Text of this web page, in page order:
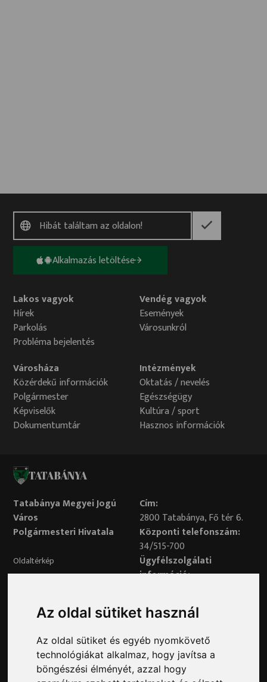
Az oldal sütiket használ
Az oldal sütiket és egyéb nyomkövető
technológiákat alkalmaz, hogy javítsa a
böngészési élményét, azzal hogy
Alkalmazás letöltése
Lakos vagyok
Hírek
Parkolás
Probléma bejelentés
Vendég vagyok
Események
Városunkról
Városháza
Közérdekű információk
Polgármester
Képviselők
Dokumentumtár
Intézmények
Oktatás / nevelés
Egészségügy
Kultúra / sport
Hasznos információk
TATABÁNYA
Tatabánya Megyei Jogú
Város
Polgármesteri Hivatala
Oldaltérkép
Adatvédelem
Cím:
2800 Tatabánya, Fő tér 6.
Központi telefonszám:
34/515-700
Ügyfélszolgálati
információ:
Véleményvonal:
34/515-799
Adatvédelmi tisztviselő elérhetősége:
adatvedelem@ph.tatabanya.hu
Minden jog fenntartva © 2026 Tatabánya